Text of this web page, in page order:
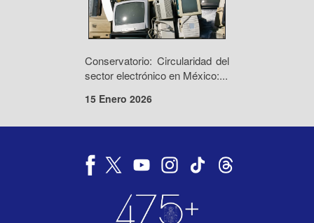
Conservatorio: Circularidad del
sector electrónico en México:...
15 Enero 2026